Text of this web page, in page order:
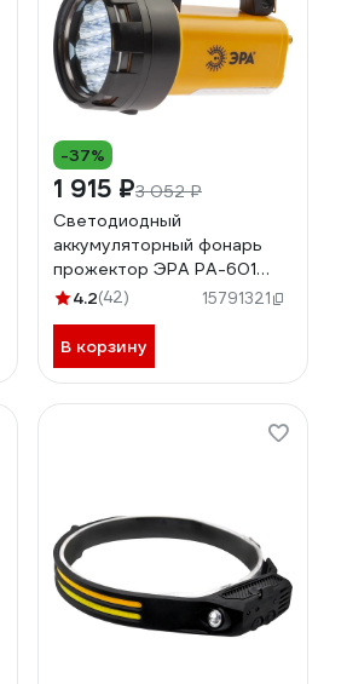
-37%
1 915 ₽3 052 ₽
Светодиодный
аккумуляторный фонарь
прожектор ЭРА PA-601
АЛЬФА ручной мощный
4.2(42) 15791321
В корзину